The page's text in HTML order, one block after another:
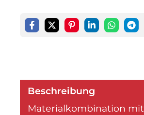
Beschreibung
Materialkombination mit